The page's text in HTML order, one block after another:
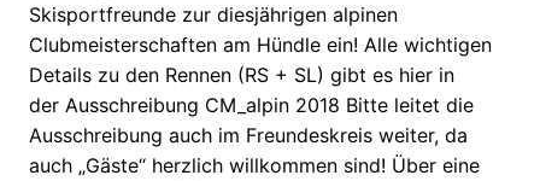
Skisportfreunde zur diesjährigen alpinen
Clubmeisterschaften am Hündle ein! Alle wichtigen
Details zu den Rennen (RS + SL) gibt es hier in
der Ausschreibung CM_alpin 2018 Bitte leitet die
Ausschreibung auch im Freundeskreis weiter, da
auch „Gäste“ herzlich willkommen sind! Über eine